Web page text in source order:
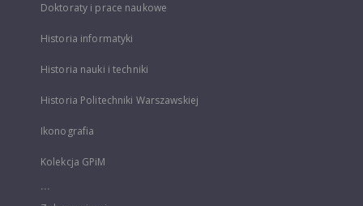
Doktoraty i prace naukowe
Historia informatyki
Historia nauki i techniki
Historia Politechniki Warszawskiej
Ikonografia
Kolekcja GPiM
...